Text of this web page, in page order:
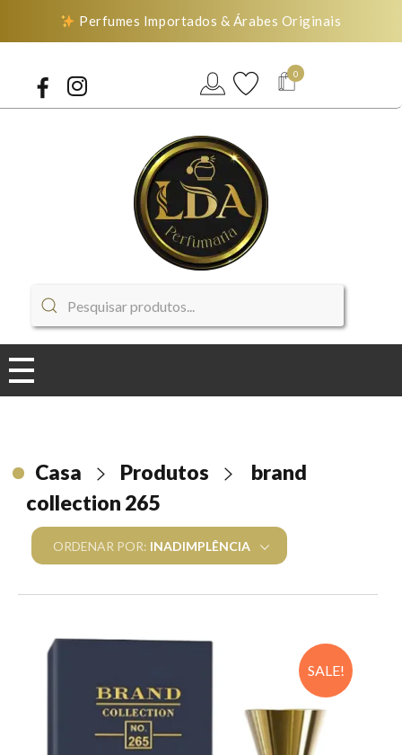
Perfumes Importados & Árabes Originais
0
Masculino
Femininos
PERFUME ÁRABE ORIGINAL
Feminino
Masculino
Casa Produtos
brand
collection 265
ORDENAR POR: INADIMPLÊNCIA
SALE!